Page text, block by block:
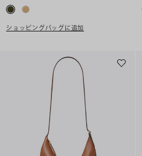
ショッピングバッグに追加